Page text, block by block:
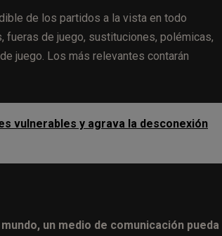
de los partidos a la vista en todo
fueras de juego, sustituciones, polémicas,
juego. Los más relevantes contarán
vulnerables y agrava la desconexión
un medio de comunicación pueda